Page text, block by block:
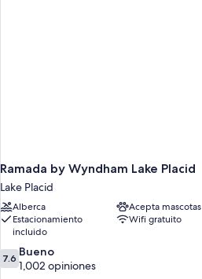
Ramada by Wyndham Lake Placid
Lake Placid
Alberca
Acepta mascotas
Estacionamiento
incluido
Wifi gratuito
7.6
de
7.6 Bueno
1,002 opiniones